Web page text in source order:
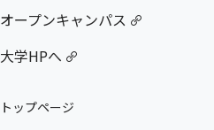
オープンキャンパス
大学HPへ
トップページ